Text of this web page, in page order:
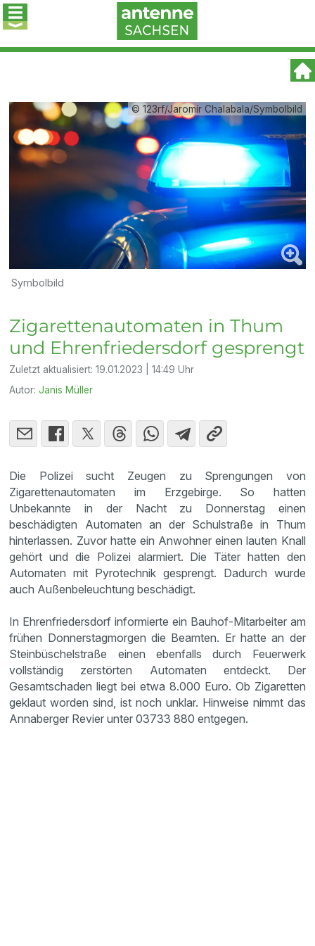
© 123rf/Jaromír Chalabala/Symbolbild
Symbolbild
Zigarettenautomaten in Thum
und Ehrenfriedersdorf gesprengt
Zuletzt aktualisiert:19.01.2023 | 14:49 Uhr
Autor:Janis Müller
Die Polizei sucht Zeugen zu Sprengungen von
Zigarettenautomaten im Erzgebirge. So hatten
Unbekannte in der Nacht zu Donnerstag einen
beschädigten Automaten an der Schulstraße in Thum
hinterlassen. Zuvor hatte ein Anwohner einen lauten Knall
gehört und die Polizei alarmiert. Die Täter hatten den
Automaten mit Pyrotechnik gesprengt. Dadurch wurde
auch Außenbeleuchtung beschädigt.
In Ehrenfriedersdorf informierte ein Bauhof-Mitarbeiter am
frühen Donnerstagmorgen die Beamten. Er hatte an der
Steinbüschelstraße einen ebenfalls durch Feuerwerk
vollständig zerstörten Automaten entdeckt. Der
Gesamtschaden liegt bei etwa 8.000 Euro. Ob Zigaretten
geklaut worden sind, ist noch unklar. Hinweise nimmt das
Annaberger Revier unter 03733 880 entgegen.